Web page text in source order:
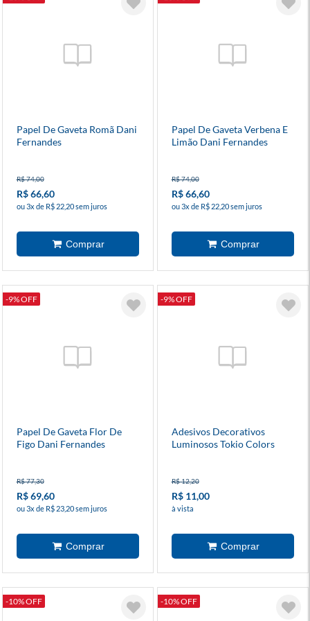
Papel De Gaveta Romã Dani
Fernandes
R$ 74,00
R$ 66,60
ou 3x de R$ 22,20 sem juros
Papel De Gaveta Verbena E
Limão Dani Fernandes
R$ 74,00
R$ 66,60
ou 3x de R$ 22,20 sem juros
-9% OFF
Papel De Gaveta Flor De
Figo Dani Fernandes
R$ 77,30
R$ 69,60
ou 3x de R$ 23,20 sem juros
-9% OFF
Adesivos Decorativos
Luminosos Tokio Colors
R$ 12,20
R$ 11,00
à vista
-10% OFF -10% OFF